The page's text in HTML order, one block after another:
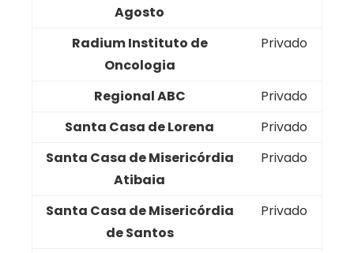
Agosto
Radium Instituto de
Oncologia
Privado
Regional ABC
Privado
Santa Casa de Lorena
Privado
Santa Casa de Misericórdia
Atibaia
Privado
Santa Casa de Misericórdia
de Santos
Privado